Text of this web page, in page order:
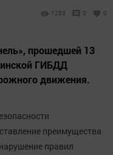
1253 0 0
прошедшей 13
ГИБДД
движения.
преимущества
правил